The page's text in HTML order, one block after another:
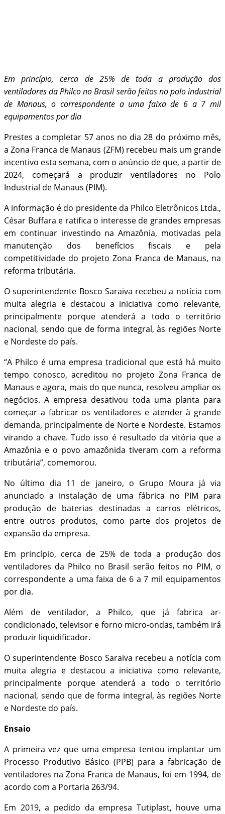
Em princípio, cerca de 25% de toda a produção dos
ventiladores da Philco no Brasil serão feitos no polo industrial
de Manaus, o correspondente a uma faixa de 6 a 7 mil
equipamentos por dia
Prestes a completar 57 anos no dia 28 do próximo mês,
a Zona Franca de Manaus (ZFM) recebeu mais um grande
incentivo esta semana, com o anúncio de que, a partir de
2024, começará a produzir ventiladores no Polo
Industrial de Manaus (PIM).
A informação é do presidente da Philco Eletrônicos Ltda.,
César Buffara e ratifica o interesse de grandes empresas
em continuar investindo na Amazônia, motivadas pela
manutenção dos benefícios fiscais e pela
competitividade do projeto Zona Franca de Manaus, na
reforma tributária.
O superintendente Bosco Saraiva recebeu a notícia com
muita alegria e destacou a iniciativa como relevante,
principalmente porque atenderá a todo o território
nacional, sendo que de forma integral, às regiões Norte
e Nordeste do país.
“A Philco é uma empresa tradicional que está há muito
tempo conosco, acreditou no projeto Zona Franca de
Manaus e agora, mais do que nunca, resolveu ampliar os
negócios. A empresa desativou toda uma planta para
começar a fabricar os ventiladores e atender à grande
demanda, principalmente de Norte e Nordeste. Estamos
virando a chave. Tudo isso é resultado da vitória que a
Amazônia e o povo amazônida tiveram com a reforma
tributária”, comemorou.
No último dia 11 de janeiro, o Grupo Moura já via
anunciado a instalação de uma fábrica no PIM para
produção de baterias destinadas a carros elétricos,
entre outros produtos, como parte dos projetos de
expansão da empresa.
Em princípio, cerca de 25% de toda a produção dos
ventiladores da Philco no Brasil serão feitos no PIM, o
correspondente a uma faixa de 6 a 7 mil equipamentos
por dia.
Além de ventilador, a Philco, que já fabrica ar-
condicionado, televisor e forno micro-ondas, também irá
produzir liquidificador.
O superintendente Bosco Saraiva recebeu a notícia com
muita alegria e destacou a iniciativa como relevante,
principalmente porque atenderá a todo o território
nacional, sendo que de forma integral, às regiões Norte
e Nordeste do país.
Ensaio
A primeira vez que uma empresa tentou implantar um
Processo Produtivo Básico (PPB) para a fabricação de
ventiladores na Zona Franca de Manaus, foi em 1994, de
acordo com a Portaria 263/94.
Em 2019, a pedido da empresa Tutiplast, houve uma